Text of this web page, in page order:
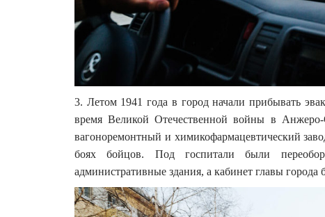
3. Летом 1941 года в город начали прибывать
время Великой Отечественной войны в
вагоноремонтный и химикофармацевтический
боях бойцов. Под госпитали были
административные здания, а кабинет главы